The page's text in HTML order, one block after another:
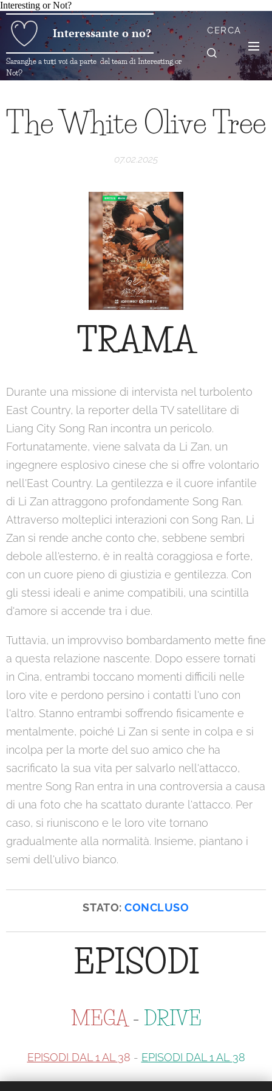
Interesting or Not?
Interessante o no?
Saranghe a tutti voi da parte del team di Interesting or
Not?
CERCA
The White Olive Tree
07.02.2025
TRAMA
Durante una missione di intervista nel turbolento
East Country, la reporter della TV satellitare di
Liang City Song Ran incontra un pericolo.
Fortunatamente, viene salvata da Li Zan, un
ingegnere esplosivo cinese che si offre volontario
nell'East Country. La gentilezza e il cuore infantile
di Li Zan attraggono profondamente Song Ran.
Attraverso molteplici interazioni con Song Ran, Li
Zan si rende anche conto che, sebbene sembri
debole all'esterno, è in realtà coraggiosa e forte,
con un cuore pieno di giustizia e gentilezza. Con
gli stessi ideali e anime compatibili, una scintilla
d'amore si accende tra i due.
Tuttavia, un improvviso bombardamento mette fine
a questa relazione nascente. Dopo essere tornati
in Cina, entrambi toccano momenti difficili nelle
loro vite e perdono persino i contatti l'uno con
l'altro. Stanno entrambi soffrendo fisicamente e
mentalmente, poiché Li Zan si sente in colpa e si
incolpa per la morte del suo amico che ha
sacrificato la sua vita per salvarlo nell'attacco,
mentre Song Ran entra in una controversia a causa
di una foto che ha scattato durante l'attacco. Per
caso, si riuniscono e le loro vite tornano
gradualmente alla normalità. Insieme, piantano i
semi dell'ulivo bianco.
STATO:CONCLUSO
EPISODI
MEGA - DRIVE
EPISODI DAL 1 AL 38 - EPISODI DAL 1 AL 38